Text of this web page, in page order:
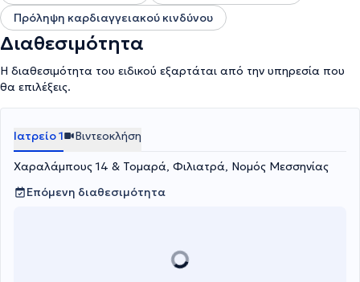
Πρόληψη καρδιαγγειακού κινδύνου
Διαθεσιμότητα
Η διαθεσιμότητα του ειδικού εξαρτάται από την υπηρεσία που
θα επιλέξεις.
Ιατρείο 1 Βιντεοκλήση
Χαραλάμπους 14 & Τομαρά, Φιλιατρά, Νομός Μεσσηνίας
Επόμενη διαθεσιμότητα